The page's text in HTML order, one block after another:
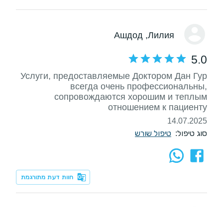
Лилия
, Ашдод
5.0
Услуги, предоставляемые Доктором Дан Гур
всегда очень профессиональны,
сопровождаются хорошим и теплым
отношением к пациенту
14.07.2025
סוג טיפול: טיפול שורש
חוות דעת מתורגמת